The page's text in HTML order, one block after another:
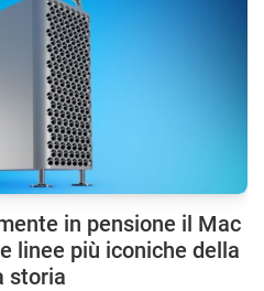
in pensione il Mac
linee più iconiche della
storia